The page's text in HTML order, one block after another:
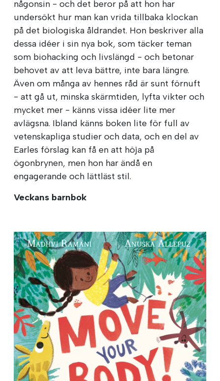
någonsin - och det beror på att hon har
undersökt hur man kan vrida tillbaka klockan
på det biologiska åldrandet. Hon beskriver alla
dessa idéer i sin nya bok, som täcker teman
som biohacking och livslängd - och betonar
behovet av att leva bättre, inte bara längre.
Även om många av hennes råd är sunt förnuft
- att gå ut, minska skärmtiden, lyfta vikter och
mycket mer - känns vissa idéer lite mer
avlägsna. Ibland känns boken lite för full av
vetenskapliga studier och data, och en del av
Earles förslag kan få en att höja på
ögonbrynen, men hon har ändå en
engagerande och lättläst stil.
Veckans barnbok